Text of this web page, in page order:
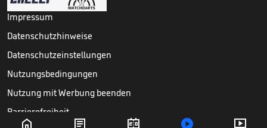
    
Impressum
Datenschutzhinweise
Datenschutzeinstellungen
Nutzungsbedingungen
Nutzung mit Werbung beenden
Barrierefreiheit